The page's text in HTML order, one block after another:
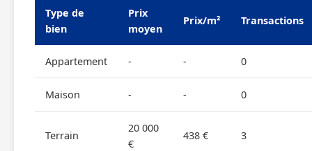
Type de
bien
Prix
moyen
Prix/m² Transactions
Appartement - - 0
Maison - - 0
Terrain
20 000
€
438 € 3